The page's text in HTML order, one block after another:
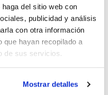
del sitio web con
publicidad y análisis
con otra información
que hayan recopilado a
de sus servicios.
Mostrar detalles
8]
Precio
Comprar